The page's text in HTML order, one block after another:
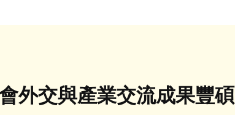
外交與產業交流成果豐碩